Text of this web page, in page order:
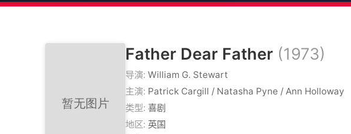
Father Dear Father (1973)
导演: William G. Stewart
主演: Patrick Cargill / Natasha Pyne / Ann Holloway
类型: 喜剧
地区: 英国